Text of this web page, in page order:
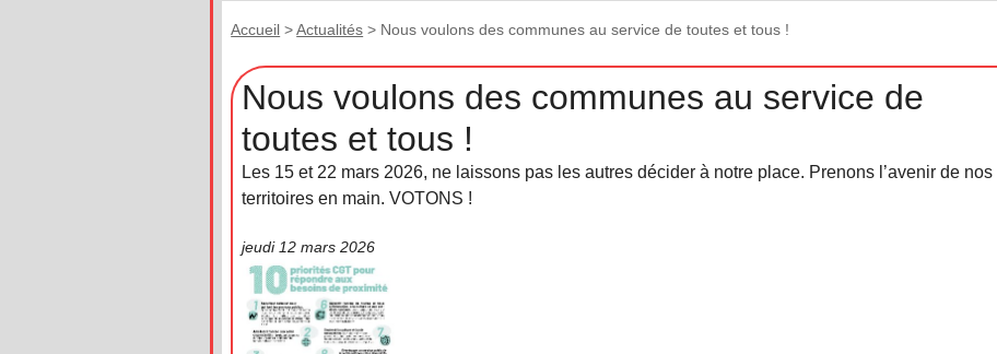
Accueil >Actualités > Nous voulons des communes au service de toutes et tous !
Nous voulons des communes au service de
toutes et tous !
Les 15 et 22 mars 2026, ne laissons pas les autres décider à notre place. Prenons l’avenir de nos
territoires en main. VOTONS !
jeudi 12 mars 2026